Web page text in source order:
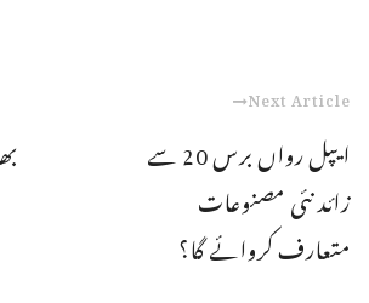
Next Article
ایپل رواں برس 20 سے
زائد نئی مصنوعات
متعارف کروائے گا؟